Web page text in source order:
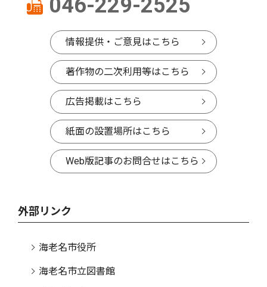
046-229-2525
情報提供・ご意見はこちら
著作物の二次利用等はこちら
広告掲載はこちら
紙面の設置場所はこちら
Web版記事のお問合せはこちら
外部リンク
海老名市役所
海老名市立図書館